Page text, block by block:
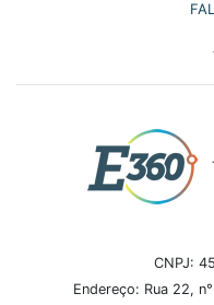
CNPJ:
Endereço: Rua 22,